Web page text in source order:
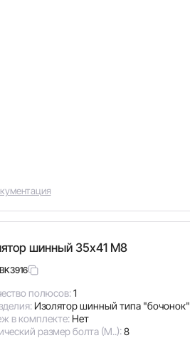
шинный 35х41 М8
полюсов:1
Изолятор шинный типа "бочонок"
в комплекте: Нет
размер болта (М..):8